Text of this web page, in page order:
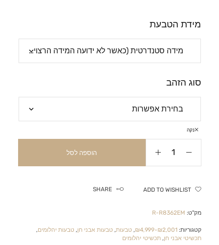
מידת הטבעת
סוג הזהב
נקה
הוספה לסל
ADD TO WISHLIST
SHARE
מק"ט: R-R8362EM
קטגוריות:₪2,001-₪4,999
, טבעות, טבעות אבני חן, טבעות יהלומים,
תכשיטי אבני חן,תכשיטי יהלומים